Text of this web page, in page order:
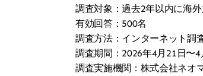
調査対象：過去2年以内に海
有効回答：500名
調査方法：インターネット調
調査期間：2026年4月21日〜4
調査実施機関：株式会社ネオ